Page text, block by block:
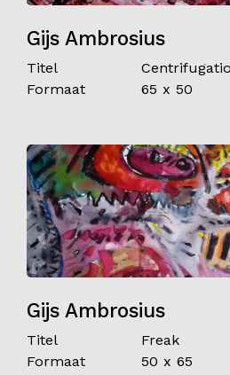
Gijs Ambrosius
Titel
Formaat
65 x 50
Gijs Ambrosius
Titel
Freak
Formaat
50 x 65